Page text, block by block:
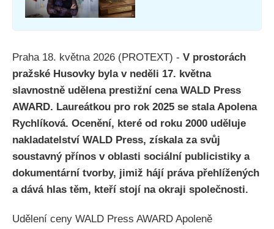
Praha 18. května 2026 (PROTEXT) - V prostorách
pražské Husovky byla v neděli 17. května
slavnostně udělena prestižní cena WALD Press
AWARD. Laureátkou pro rok 2025 se stala Apolena
Rychlíková. Ocenění, které od roku 2000 uděluje
nakladatelství WALD Press, získala za svůj
soustavný přínos v oblasti sociální publicistiky a
dokumentární tvorby, jimiž hájí práva přehlížených
a dává hlas těm, kteří stojí na okraji společnosti.
Udělení ceny WALD Press AWARD Apoleně